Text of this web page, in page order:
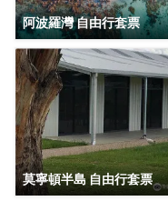
阿波羅灣 自由行套票
莫寧頓半島 自由行套票